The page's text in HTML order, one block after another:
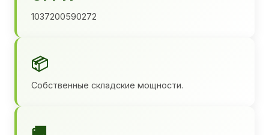
1037200590272
📦
Собственные складские мощности.